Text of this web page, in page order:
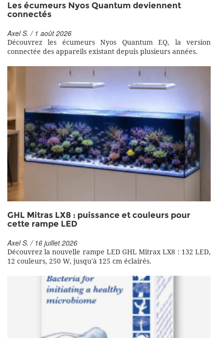
Les écumeurs Nyos Quantum deviennent
connectés
Axel S. / 1 août 2026
Découvrez les écumeurs Nyos Quantum EQ, la version
connectée des appareils existant depuis plusieurs années.
GHL Mitras LX8 : puissance et couleurs pour
cette rampe LED
Axel S. / 16 juillet 2026
Découvrez la nouvelle rampe LED GHL Mitrax LX8 : 132 LED,
12 couleurs, 250 W, jusqu'à 125 cm éclairés.